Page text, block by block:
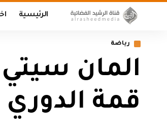
الرئيسية
رياضة
المان
قمة الدوري